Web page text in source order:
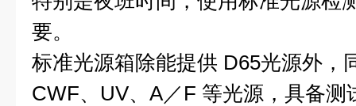
要。
标准光源箱除能提供 D65光源外，
CWF、UV、A／F 等光源，具备测